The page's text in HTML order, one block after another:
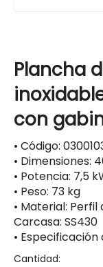
Plancha
con
• Código:
• Dimensiones:
• Potencia: 7,5
• Peso: 73 kg
• Material:
Carcasa: SS430
•
Cantidad: